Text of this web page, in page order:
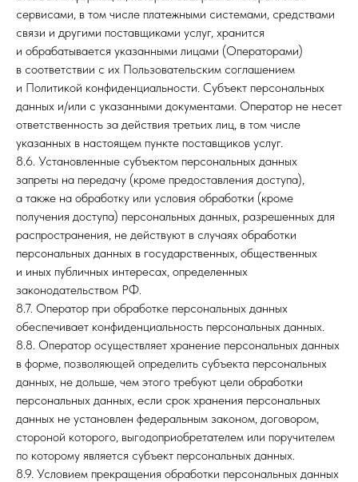
сервисами, в том числе платежными системами, средствами
связи и другими поставщиками услуг, хранится
и обрабатывается указанными лицами (Операторами)
в соответствии с их Пользовательским соглашением
и Политикой конфиденциальности. Субъект персональных
данных и/или с указанными документами. Оператор не несет
ответственность за действия третьих лиц, в том числе
указанных в настоящем пункте поставщиков услуг.
8.6. Установленные субъектом персональных данных
запреты на передачу (кроме предоставления доступа),
а также на обработку или условия обработки (кроме
получения доступа) персональных данных, разрешенных для
распространения, не действуют в случаях обработки
персональных данных в государственных, общественных
и иных публичных интересах, определенных
законодательством РФ.
8.7. Оператор при обработке персональных данных
обеспечивает конфиденциальность персональных данных.
8.8. Оператор осуществляет хранение персональных данных
в форме, позволяющей определить субъекта персональных
данных, не дольше, чем этого требуют цели обработки
персональных данных, если срок хранения персональных
данных не установлен федеральным законом, договором,
стороной которого, выгодоприобретателем или поручителем
по которому является субъект персональных данных.
8.9. Условием прекращения обработки персональных данных